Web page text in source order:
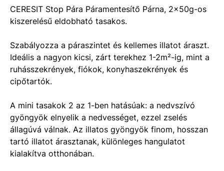
CERESIT Stop Pára Páramentesítő Párna, 2x50g-os
kiszerelésű eldobható tasakos.
Szabályozza a páraszintet és kellemes illatot áraszt.
Ideális a nagyon kicsi, zárt terekhez 1-2m²-ig, mint a
ruhásszekrények, fiókok, konyhaszekrények és
cipőtartók.
A mini tasakok 2 az 1-ben hatásúak: a nedvszívó
gyöngyök elnyelik a nedvességet, ezzel zselés
állagúvá válnak. Az illatos gyöngyök finom, hosszan
tartó illatot árasztanak, különleges hangulatot
kialakítva otthonában.